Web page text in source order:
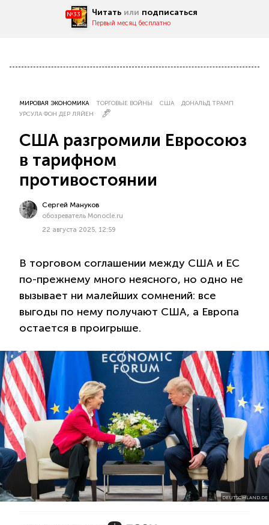
№33 Читать или подписаться
Первый месяц бесплатно
МИРОВАЯ ЭКОНОМИКА ТОРГОВЫЕ ВОЙНЫ США
ДОНАЛЬД ТРАМП
УРСУЛА ФОН ДЕР ЛЯЙЕН
США разгромили Евросоюз
в тарифном
противостоянии
Сергей Мануков
обозреватель Monocle.ru
22 августа 2025, 12:59
В торговом соглашении между США и ЕС
по-прежнему много неясного, но одно не
вызывает ни малейших сомнений: все
выгоды по нему получают США, а Европа
остается в проигрыше.
DEUTSCHLAND.DE